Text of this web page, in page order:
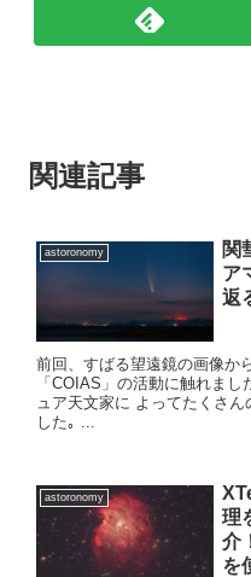
関連記事
astoronomy
関
ア
返
前回、すばる望遠鏡の画像か
「COIAS」の活動に触れま
ュア天文家に よってたくさ
した｡ ...
astoronomy
理
介
を